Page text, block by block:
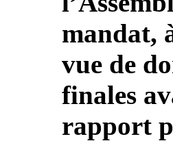
mandat,
vue de
finales
rapport